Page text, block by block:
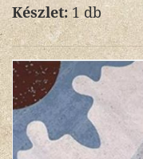
Készlet:1 db